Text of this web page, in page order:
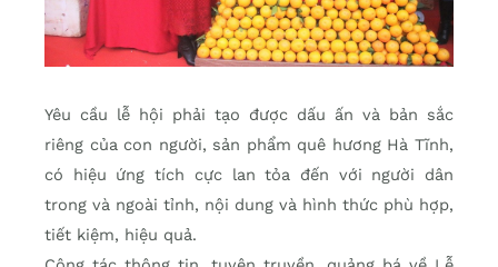
Yêu cầu lễ hội phải tạo được dấu ấn và bản sắc
riêng của con người, sản phẩm quê hương Hà Tĩnh,
có hiệu ứng tích cực lan tỏa đến với người dân
trong và ngoài tỉnh, nội dung và hình thức phù hợp,
tiết kiệm, hiệu quả.